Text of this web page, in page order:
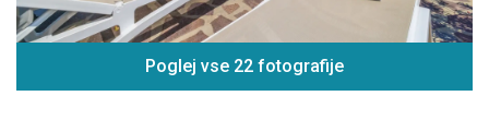
Poglej vse 22 fotografije